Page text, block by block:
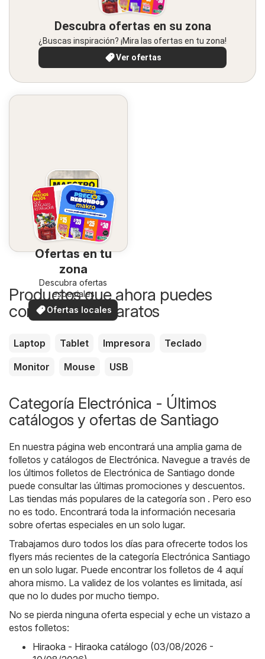
Descubra ofertas en su zona
¿Buscas inspiración? ¡Mira las ofertas en tu zona!
Ver ofertas
Ofertas en tu
zona
Descubra ofertas
especiales
Ofertas locales
Productos que ahora puedes
comprar más baratos
Laptop Tablet Impresora
Teclado
Monitor
Mouse USB
Categoría Electrónica - Últimos
catálogos y ofertas de Santiago
En nuestra página web encontrará una amplia gama de
folletos y catálogos de Electrónica. Navegue a través de
los últimos folletos de Electrónica de Santiago donde
puede consultar las últimas promociones y descuentos.
Las tiendas más populares de la categoría son . Pero eso
no es todo. Encontrará toda la información necesaria
sobre ofertas especiales en un solo lugar.
Trabajamos duro todos los días para ofrecerte todos los
flyers más recientes de la categoría Electrónica Santiago
en un solo lugar. Puede encontrar los folletos de 4 aquí
ahora mismo. La validez de los volantes es limitada, así
que no lo dudes por mucho tiempo.
No se pierda ninguna oferta especial y eche un vistazo a
estos folletos:
Hiraoka - Hiraoka catálogo (03/08/2026 -